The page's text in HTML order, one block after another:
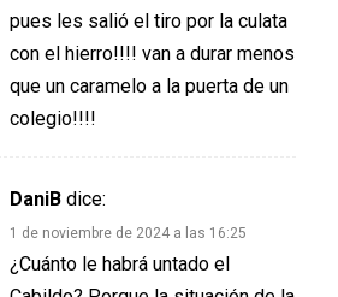
pues les salió el tiro por la culata
con el hierro!!!! van a durar menos
que un caramelo a la puerta de un
colegio!!!!
DaniB dice:
1 de noviembre de 2024 a las 16:25
¿Cuánto le habrá untado el